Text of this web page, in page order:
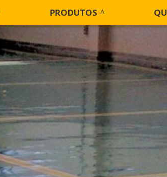
PRODUTOS